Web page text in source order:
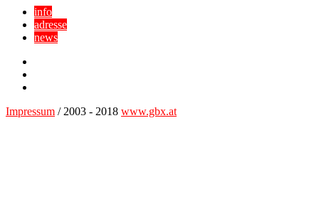
info
adresse
news
Impressum / 2003 - 2018 www.gbx.at